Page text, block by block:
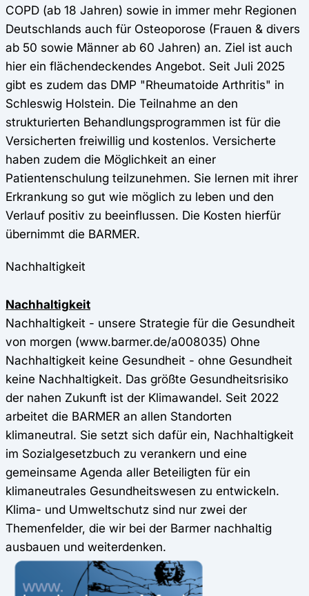
COPD (ab 18 Jahren) sowie in immer mehr Regionen
Deutschlands auch für Osteoporose (Frauen & divers
ab 50 sowie Männer ab 60 Jahren) an. Ziel ist auch
hier ein flächendeckendes Angebot. Seit Juli 2025
gibt es zudem das DMP "Rheumatoide Arthritis" in
Schleswig Holstein. Die Teilnahme an den
strukturierten Behandlungsprogrammen ist für die
Versicherten freiwillig und kostenlos. Versicherte
haben zudem die Möglichkeit an einer
Patientenschulung teilzunehmen. Sie lernen mit ihrer
Erkrankung so gut wie möglich zu leben und den
Verlauf positiv zu beeinflussen. Die Kosten hierfür
übernimmt die BARMER.
Nachhaltigkeit
Nachhaltigkeit
Nachhaltigkeit - unsere Strategie für die Gesundheit
von morgen (www.barmer.de/a008035) Ohne
Nachhaltigkeit keine Gesundheit - ohne Gesundheit
keine Nachhaltigkeit. Das größte Gesundheitsrisiko
der nahen Zukunft ist der Klimawandel. Seit 2022
arbeitet die BARMER an allen Standorten
klimaneutral. Sie setzt sich dafür ein, Nachhaltigkeit
im Sozialgesetzbuch zu verankern und eine
gemeinsame Agenda aller Beteiligten für ein
klimaneutrales Gesundheitswesen zu entwickeln.
Klima- und Umweltschutz sind nur zwei der
Themenfelder, die wir bei der Barmer nachhaltig
ausbauen und weiterdenken.